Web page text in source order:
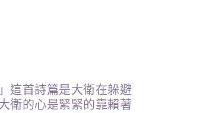
這首詩篇是大衛在躲避
衛的心是緊緊的靠賴著